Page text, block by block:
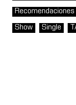
Recomendaciones
Show Single